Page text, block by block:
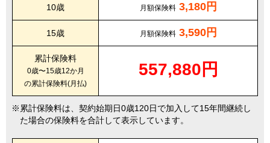
10歳 月額保険料 3,180円
15歳 月額保険料 3,590円
累計保険料
0歳〜15歳12か月
の累計保険料(月払)
557,880円
累計保険料は、契約始期日0歳120日で加入して15年間継続し
た場合の保険料を合計して表示しています。